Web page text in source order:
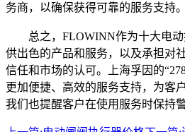
务商，以确保获得可靠的服务支持。
总之，FLOWINN作为十大电
供出色的产品和服务，以及承担对
信任和市场的认可。上海孚因的
更加便捷、高效的服务支持，为客
我们也提醒客户在使用服务时保持